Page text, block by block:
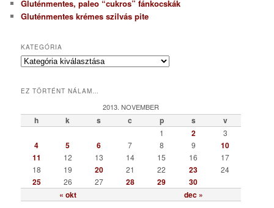
Gluténmentes, paleo “cukros” fánkocskák
Gluténmentes krémes szilvás pite
KATEGÓRIA
K
e
r
EZ TÖRTÉNT NÁLAM…
2013. NOVEMBER
h k s c p s v
« okt dec »
1 2 3
4 5 6 7 8 9
10
11
12 13 14 15 16
17
18
19 20 21 22 23 24
25 26 27 28 29 30